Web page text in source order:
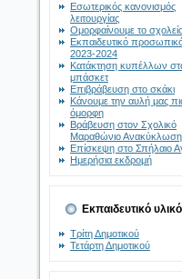
Εσωτερικός κανονισμός
λειτουργίας
Ομορφαίνουμε το
Εκπαιδευτικό
2023-2024
Κατάκτηση κυπέλλων στο
μπάσκετ
Επιβράβευση στο σκάκι
Κάνουμε την αυλή μας
όμορφη
Βράβευση στον Σχολικό
Μαραθώνιο
Επίσκεψη στο Σπήλαιο
Ημερήσια εκδρομή
Εκπαιδευτικό υλικό
Τρίτη Δημοτικού
Τετάρτη Δημοτικού